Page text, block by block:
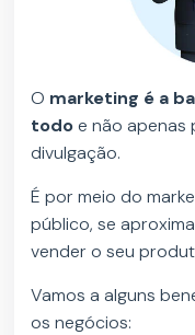
O marketing é a
todoe não apenas
divulgação.
É por meio do
público, se
vender o seu
Vamos a alguns
os negócios: